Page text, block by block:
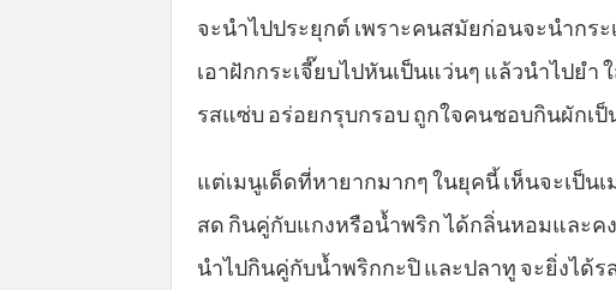
จะนำไปประยุกต์ เพราะคนสมัยก่อนจะนำกร
เอาฝักกระเจี๊ยบไปหันเป็นแว่นๆ แล้วนำไปยำ
รสแซ่บ อร่อยกรุบกรอบ ถูกใจคนชอบกินผักเป็
แต่เมนูเด็ดที่หายากมากๆ ในยุคนี้ เห็นจะเป็น
สด กินคู่กับแกงหรือน้ำพริก ได้กลิ่นหอมและค
นำไปกินคู่กับน้ำพริกกะปิ และปลาทู จะยิ่งได้